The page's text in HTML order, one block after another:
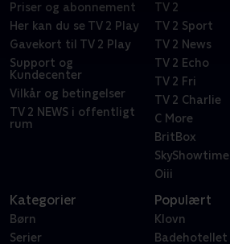
Priser og abonnement
Her kan du se TV 2 Play
Gavekort til TV 2 Play
Support og
Kundecenter
Vilkår og betingelser
TV 2 NEWS i offentligt
rum
TV 2
TV 2 Sport
TV 2 News
TV 2 Echo
TV 2 Fri
TV 2 Charlie
C More
BritBox
SkyShowtime
Oiii
Kategorier
Børn
Serier
Populært
Klovn
Badehotellet